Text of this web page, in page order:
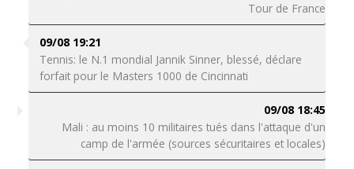
Tour de France
09/08 19:21
Tennis: le N.1 mondial Jannik Sinner, blessé, déclare
forfait pour le Masters 1000 de Cincinnati
09/08 18:45
Mali : au moins 10 militaires tués dans l'attaque d'un
camp de l'armée (sources sécuritaires et locales)